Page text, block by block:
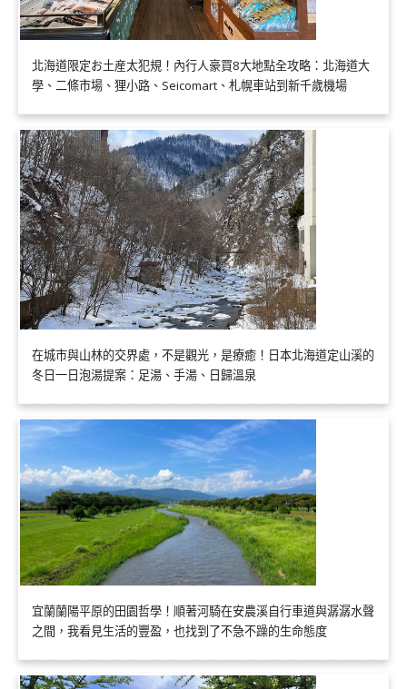
北海道限定お土産太犯規！內行人豪買8大地點全攻略：北海道大
學、二條市場、狸小路、Seicomart、札幌車站到新千歲機場
在城市與山林的交界處，不是觀光，是療癒！日本北海道定山溪的
冬日一日泡湯提案：足湯、手湯、日歸溫泉
宜蘭蘭陽平原的田園哲學！順著河騎在安農溪自行車道與潺潺水聲
之間，我看見生活的豐盈，也找到了不急不躁的生命態度